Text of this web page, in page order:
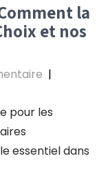
la
et nos
|
pour les
essentiel dans